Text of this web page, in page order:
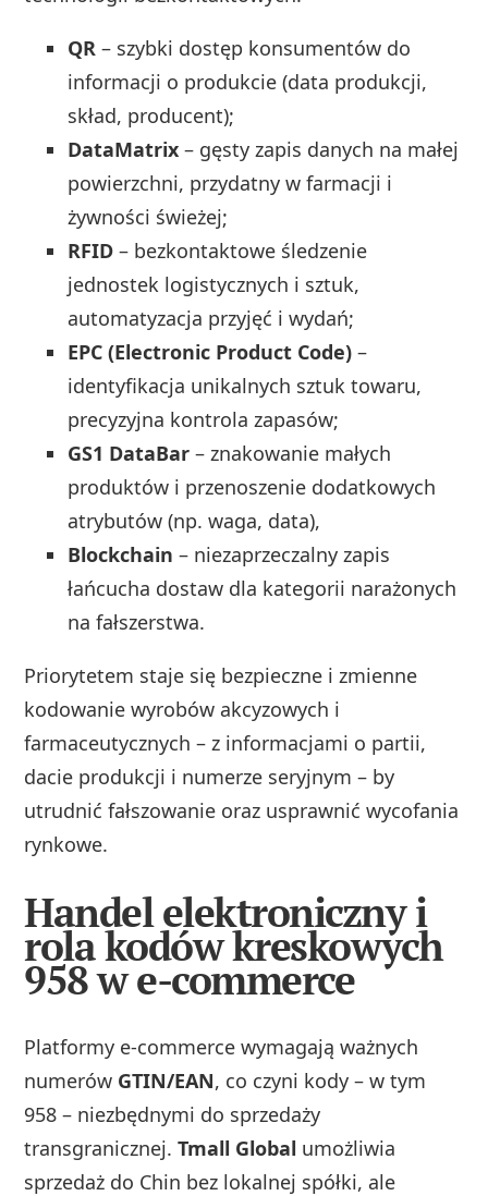
QR – szybki dostęp konsumentów do
informacji o produkcie (data produkcji,
skład, producent);
DataMatrix – gęsty zapis danych na małej
powierzchni, przydatny w farmacji i
żywności świeżej;
RFID – bezkontaktowe śledzenie
jednostek logistycznych i sztuk,
automatyzacja przyjęć i wydań;
EPC (Electronic Product Code) –
identyfikacja unikalnych sztuk towaru,
precyzyjna kontrola zapasów;
GS1 DataBar – znakowanie małych
produktów i przenoszenie dodatkowych
atrybutów (np. waga, data),
Blockchain – niezaprzeczalny zapis
łańcucha dostaw dla kategorii narażonych
na fałszerstwa.
Priorytetem staje się bezpieczne i zmienne
kodowanie wyrobów akcyzowych i
farmaceutycznych – z informacjami o partii,
dacie produkcji i numerze seryjnym – by
utrudnić fałszowanie oraz usprawnić wycofania
rynkowe.
Handel elektroniczny i
rola kodów kreskowych
958 w e-commerce
Platformy e-commerce wymagają ważnych
numerów GTIN/EAN, co czyni kody – w tym
958 – niezbędnymi do sprzedaży
transgranicznej.Tmall Global umożliwia
sprzedaż do Chin bez lokalnej spółki, ale